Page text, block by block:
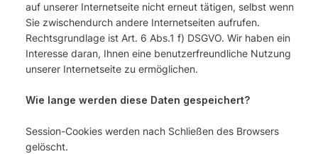
auf unserer Internetseite nicht erneut tätigen, selbst wenn
Sie zwischendurch andere Internetseiten aufrufen.
Rechtsgrundlage ist Art. 6 Abs.1 f) DSGVO. Wir haben ein
Interesse daran, Ihnen eine benutzerfreundliche Nutzung
unserer Internetseite zu ermöglichen.
Wie lange werden diese Daten gespeichert?
Session-Cookies werden nach Schließen des Browsers
gelöscht.